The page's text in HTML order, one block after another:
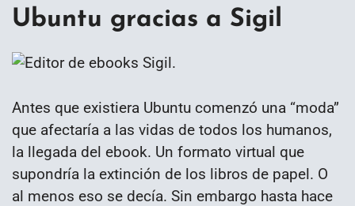
Ubuntu gracias a Sigil
Antes que existiera Ubuntu comenzó una “moda”
que afectaría a las vidas de todos los humanos,
la llegada del ebook. Un formato virtual que
supondría la extinción de los libros de papel. O
al menos eso se decía. Sin embargo hasta hace